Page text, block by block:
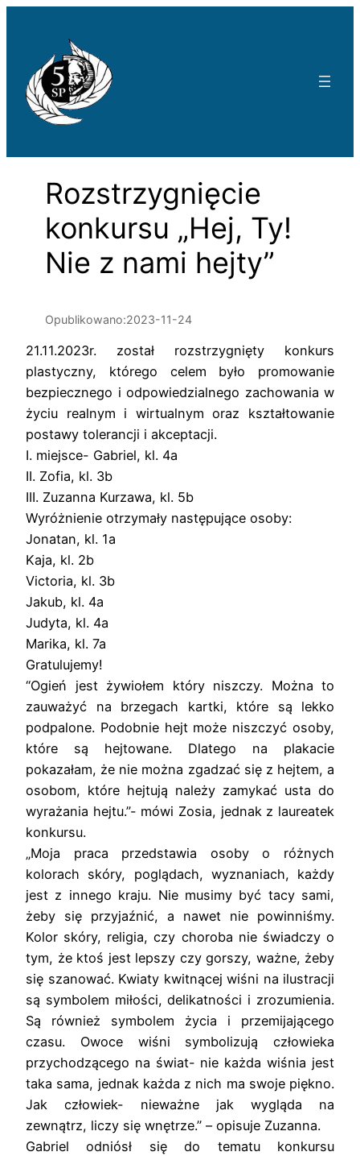
Rozstrzygnięcie
konkursu „Hej, Ty!
Nie z nami hejty”
Opublikowano:2023-11-24
21.11.2023r. został rozstrzygnięty konkurs
plastyczny, którego celem było promowanie
bezpiecznego i odpowiedzialnego zachowania w
życiu realnym i wirtualnym oraz kształtowanie
postawy tolerancji i akceptacji.
I. miejsce- Gabriel, kl. 4a
II. Zofia, kl. 3b
III. Zuzanna Kurzawa, kl. 5b
Wyróżnienie otrzymały następujące osoby:
Jonatan, kl. 1a
Kaja, kl. 2b
Victoria, kl. 3b
Jakub, kl. 4a
Judyta, kl. 4a
Marika, kl. 7a
Gratulujemy!
“Ogień jest żywiołem który niszczy. Można to
zauważyć na brzegach kartki, które są lekko
podpalone. Podobnie hejt może niszczyć osoby,
które są hejtowane. Dlatego na plakacie
pokazałam, że nie można zgadzać się z hejtem, a
osobom, które hejtują należy zamykać usta do
wyrażania hejtu.”- mówi Zosia, jednak z laureatek
konkursu.
„Moja praca przedstawia osoby o różnych
kolorach skóry, poglądach, wyznaniach, każdy
jest z innego kraju. Nie musimy być tacy sami,
żeby się przyjaźnić, a nawet nie powinniśmy.
Kolor skóry, religia, czy choroba nie świadczy o
tym, że ktoś jest lepszy czy gorszy, ważne, żeby
się szanować. Kwiaty kwitnącej wiśni na ilustracji
są symbolem miłości, delikatności i zrozumienia.
Są również symbolem życia i przemijającego
czasu. Owoce wiśni symbolizują człowieka
przychodzącego na świat- nie każda wiśnia jest
taka sama, jednak każda z nich ma swoje piękno.
Jak człowiek- nieważne jak wygląda na
zewnątrz, liczy się wnętrze.” – opisuje Zuzanna.
Gabriel odniósł się do tematu konkursu